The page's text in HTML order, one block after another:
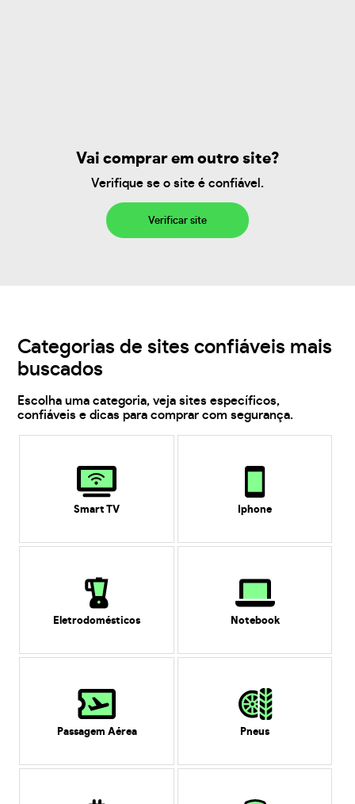
Vai comprar em outro site?
Verifique se o site é confiável.
Verificar site
Categorias de sites confiáveis mais
buscados
Escolha uma categoria, veja sites específicos,
confiáveis e dicas para comprar com segurança.
Smart TV Iphone
Eletrodomésticos Notebook
Passagem Aérea Pneus